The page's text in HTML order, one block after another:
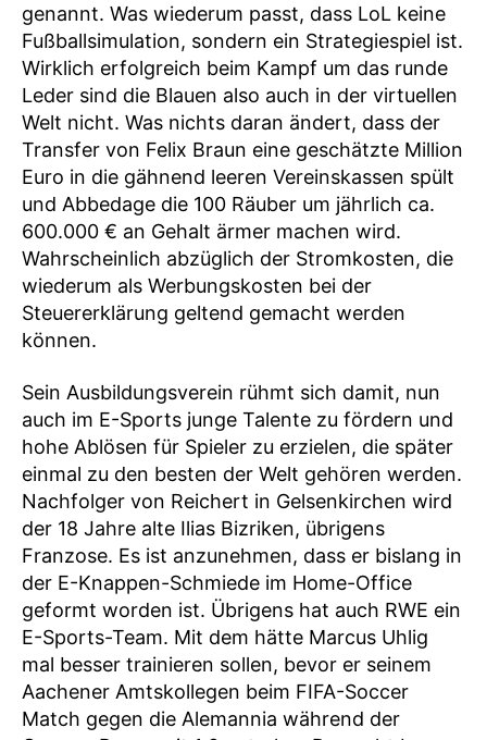
genannt. Was wiederum passt, dass LoL keine
Fußballsimulation, sondern ein Strategiespiel ist.
Wirklich erfolgreich beim Kampf um das runde
Leder sind die Blauen also auch in der virtuellen
Welt nicht. Was nichts daran ändert, dass der
Transfer von Felix Braun eine geschätzte Million
Euro in die gähnend leeren Vereinskassen spült
und Abbedage die 100 Räuber um jährlich ca.
600.000 € an Gehalt ärmer machen wird.
Wahrscheinlich abzüglich der Stromkosten, die
wiederum als Werbungskosten bei der
Steuererklärung geltend gemacht werden
können.
Sein Ausbildungsverein rühmt sich damit, nun
auch im E-Sports junge Talente zu fördern und
hohe Ablösen für Spieler zu erzielen, die später
einmal zu den besten der Welt gehören werden.
Nachfolger von Reichert in Gelsenkirchen wird
der 18 Jahre alte Ilias Bizriken, übrigens
Franzose. Es ist anzunehmen, dass er bislang in
der E-Knappen-Schmiede im Home-Office
geformt worden ist. Übrigens hat auch RWE ein
E-Sports-Team. Mit dem hätte Marcus Uhlig
mal besser trainieren sollen, bevor er seinem
Aachener Amtskollegen beim FIFA-Soccer
Match gegen die Alemannia während der